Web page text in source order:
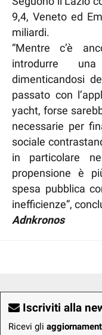
9,4, Veneto ed
miliardi.
“Mentre c’è
introdurre
dimenticandosi
passato con
yacht, forse
necessarie per
sociale
in particolare
propensione è
spesa pubblica
inefficienze”,
Adnkronos
Iscriviti alla
Ricevi gli